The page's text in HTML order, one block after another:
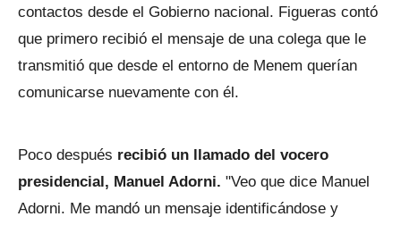
contactos desde el Gobierno nacional. Figueras contó
que primero recibió el mensaje de una colega que le
transmitió que desde el entorno de Menem querían
comunicarse nuevamente con él.
Poco después recibió un llamado del vocero
presidencial, Manuel Adorni. "Veo que dice Manuel
Adorni. Me mandó un mensaje identificándose y